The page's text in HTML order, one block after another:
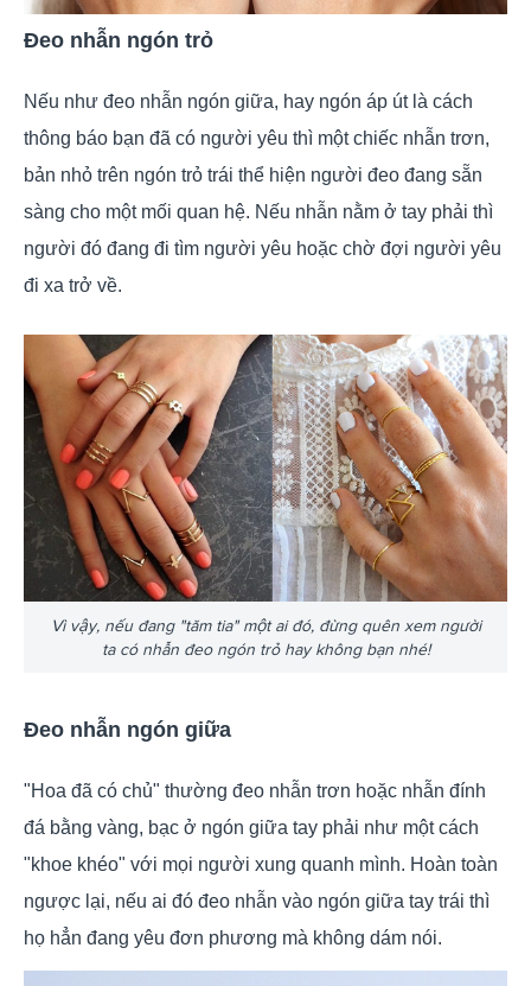
Đeo nhẫn ngón trỏ
Nếu như đeo nhẫn ngón giữa, hay ngón áp út là cách
thông báo bạn đã có người yêu thì một chiếc nhẫn trơn,
bản nhỏ trên ngón trỏ trái thể hiện người đeo đang sẵn
sàng cho một mối quan hệ. Nếu nhẫn nằm ở tay phải thì
người đó đang đi tìm người yêu hoặc chờ đợi người yêu
đi xa trở về.
Vì vậy, nếu đang "tăm tia" một ai đó, đừng quên xem người
ta có nhẫn đeo ngón trỏ hay không bạn nhé!
Đeo nhẫn ngón giữa
"Hoa đã có chủ" thường đeo nhẫn trơn hoặc nhẫn đính
đá bằng vàng, bạc ở ngón giữa tay phải như một cách
"khoe khéo" với mọi người xung quanh mình. Hoàn toàn
ngược lại, nếu ai đó đeo nhẫn vào ngón giữa tay trái thì
họ hẳn đang yêu đơn phương mà không dám nói.